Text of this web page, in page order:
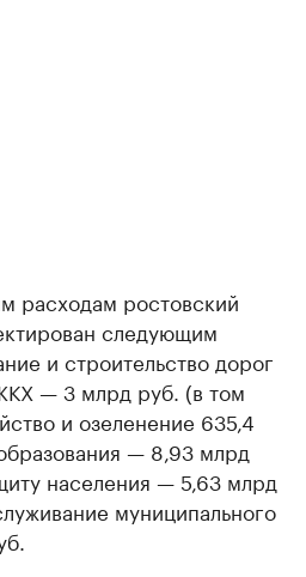
расходам ростовский
следующим
и строительство дорог
— 3 млрд руб. (в том
и озеленение 635,4
— 8,93 млрд
населения — 5,63 млрд
муниципального